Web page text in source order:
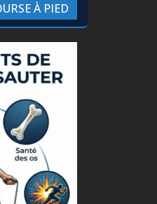
À PIED